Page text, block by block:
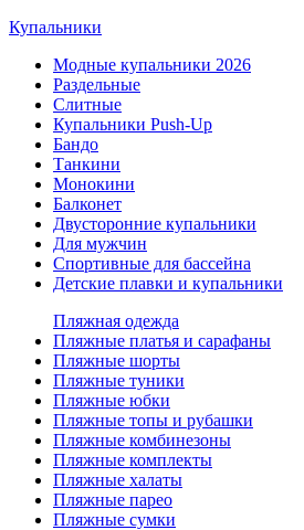
Купальники
Модные купальники 2026
Раздельные
Слитные
Купальники Push-Up
Бандо
Танкини
Монокини
Балконет
Двусторонние купальники
Для мужчин
Спортивные для бассейна
Детские плавки и купальники
Пляжная одежда
Пляжные платья и сарафаны
Пляжные шорты
Пляжные туники
Пляжные юбки
Пляжные топы и рубашки
Пляжные комбинезоны
Пляжные комплекты
Пляжные халаты
Пляжные парео
Пляжные сумки